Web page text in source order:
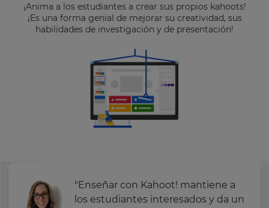
¡Anima a los estudiantes a crear sus propios kahoots!
¡Es una forma genial de mejorar su creatividad, sus
habilidades de investigación y de presentación!
"Enseñar con Kahoot! mantiene a
los estudiantes interesados y da un